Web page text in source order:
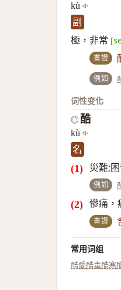
kù
副
極，非常
書證
例如
词性变化
◎ 酷
kù
名
災難;
例如
慘痛，
書證
常用词组
酷愛酷毒酷寒